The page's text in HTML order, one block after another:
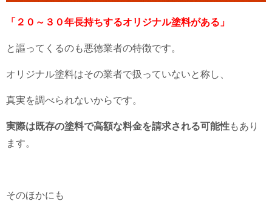
「２０～３０年長持ちするオリジナル塗料がある」
と謳ってくるのも悪徳業者の特徴です。
オリジナル塗料はその業者で扱っていないと称し、
真実を調べられないからです。
実際は既存の塗料で高額な料金を請求される可能性もあり
ます。
そのほかにも